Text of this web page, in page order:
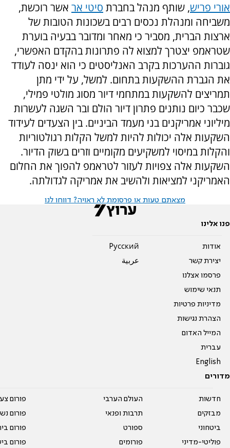
אורי פריש, שותף מנהל בחברת סיטי אר אשר רוכשת,
משביחה ומנהלת נכסים רבים בשכונות הטובות של
ארצות הברית, מסביר כי מאחר ומדובר בבעיה בוערת
שטראמפ יצטרך למצוא לה פתרונות בהקדם האפשרי,
גוברות ההערכות בקרב האנליסטים כי הוא ינסה לעודד
את הגברת ההשקעות בתחום. למשל, על ידי מתן
תמריצים להשקעות במתחמי דיור מסוג מולטי פמילי,
שכבר כיום נותנים פתרון דיור הולם ובר השגה לעשרות
מיליוני אמריקנים בני מעמד הביניים. בין הצעדים לעידוד
השקעות אלה יכולות להיות למשל הקלות רגולטוריות
והקלות במיסוי למשקיעים מקומיים וזרים בשוק הדיור.
השקעות אלה צפויות לעזור לטראמפ להפוך את החלום
האמריקני למציאות ולהשיב את אמריקה לגדולתה.
מצאתם טעות או פרסומת לא ראויה? דווחו לנו
פנו אלינו
אודות
יצירת קשר
פרסמו אצלנו
תנאי שימוש
מדיניות פרטיות
הצהרת נגישות
המייל האדום
עברית
English
Pусский
عربية
מדורים
חדשות
מבזקים
ביטחוני
פוליטי-מדיני
העולם הערבי
תרבות ופנאי
ספורט
פורומים
פורום
פורום
פורום
פורום